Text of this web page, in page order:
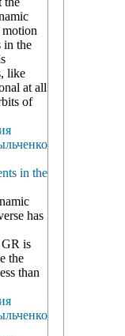
in the
like
at all
of
in the
has
is
the
than